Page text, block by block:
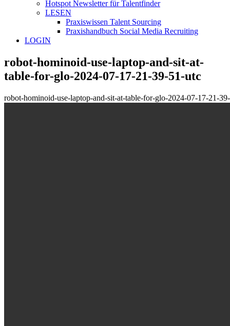
Hotspot Newsletter für Talentfinder
LESEN
Praxiswissen Talent Sourcing
Praxishandbuch Social Media Recruiting
LOGIN
robot-hominoid-use-laptop-and-sit-at-
table-for-glo-2024-07-17-21-39-51-utc
robot-hominoid-use-laptop-and-sit-at-table-for-glo-2024-07-17-21-